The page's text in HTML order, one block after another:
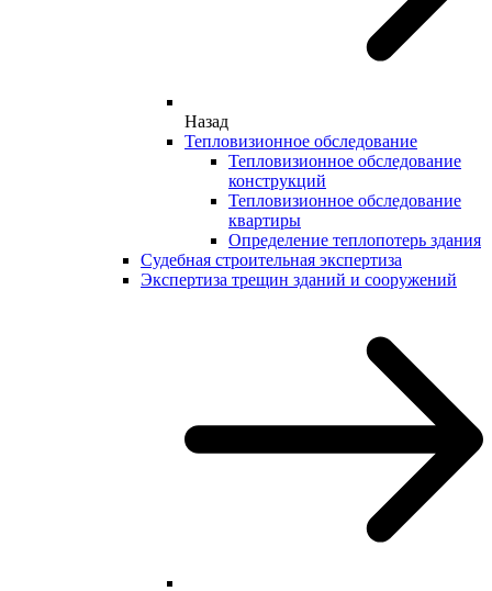
Назад
Тепловизионное обследование
Тепловизионное обследование
конструкций
Тепловизионное обследование
квартиры
Определение теплопотерь здания
Судебная строительная экспертиза
Экспертиза трещин зданий и сооружений